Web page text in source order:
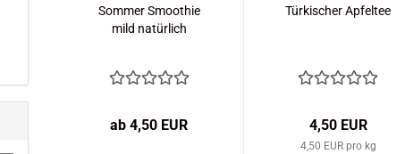
Sommer Smoothie
mild natürlich
ab 4,50 EUR
Türkischer Apfeltee
4,50 EUR
4,50 EUR pro kg